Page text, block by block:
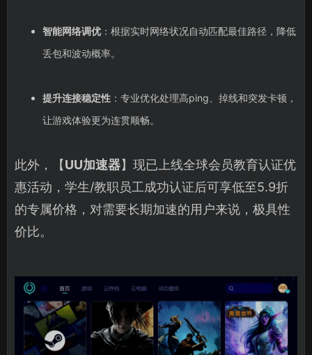
智能网络调优：根据实时网络状况自动匹配最佳路径，降低
丢包和波动概率。
提升连接稳定性：专业优化处理高ping、掉线和突发卡顿，
让游戏体验更为连贯顺畅。
此外，【UU加速器】现已上线全球会员教育认证优
惠活动，学生/教职员工成功认证后可享低至5.9折
的专属价格，对需要长期加速的用户来说，极具性
价比。